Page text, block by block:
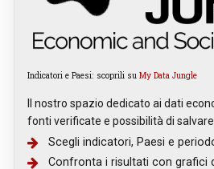
Indicatori e Paesi: scoprili su My Data Jungle
Il nostro spazio dedicato ai dati
fonti verificate e possibilità di
Scegli indicatori, Paesi e
Confronta i risultati con grafici